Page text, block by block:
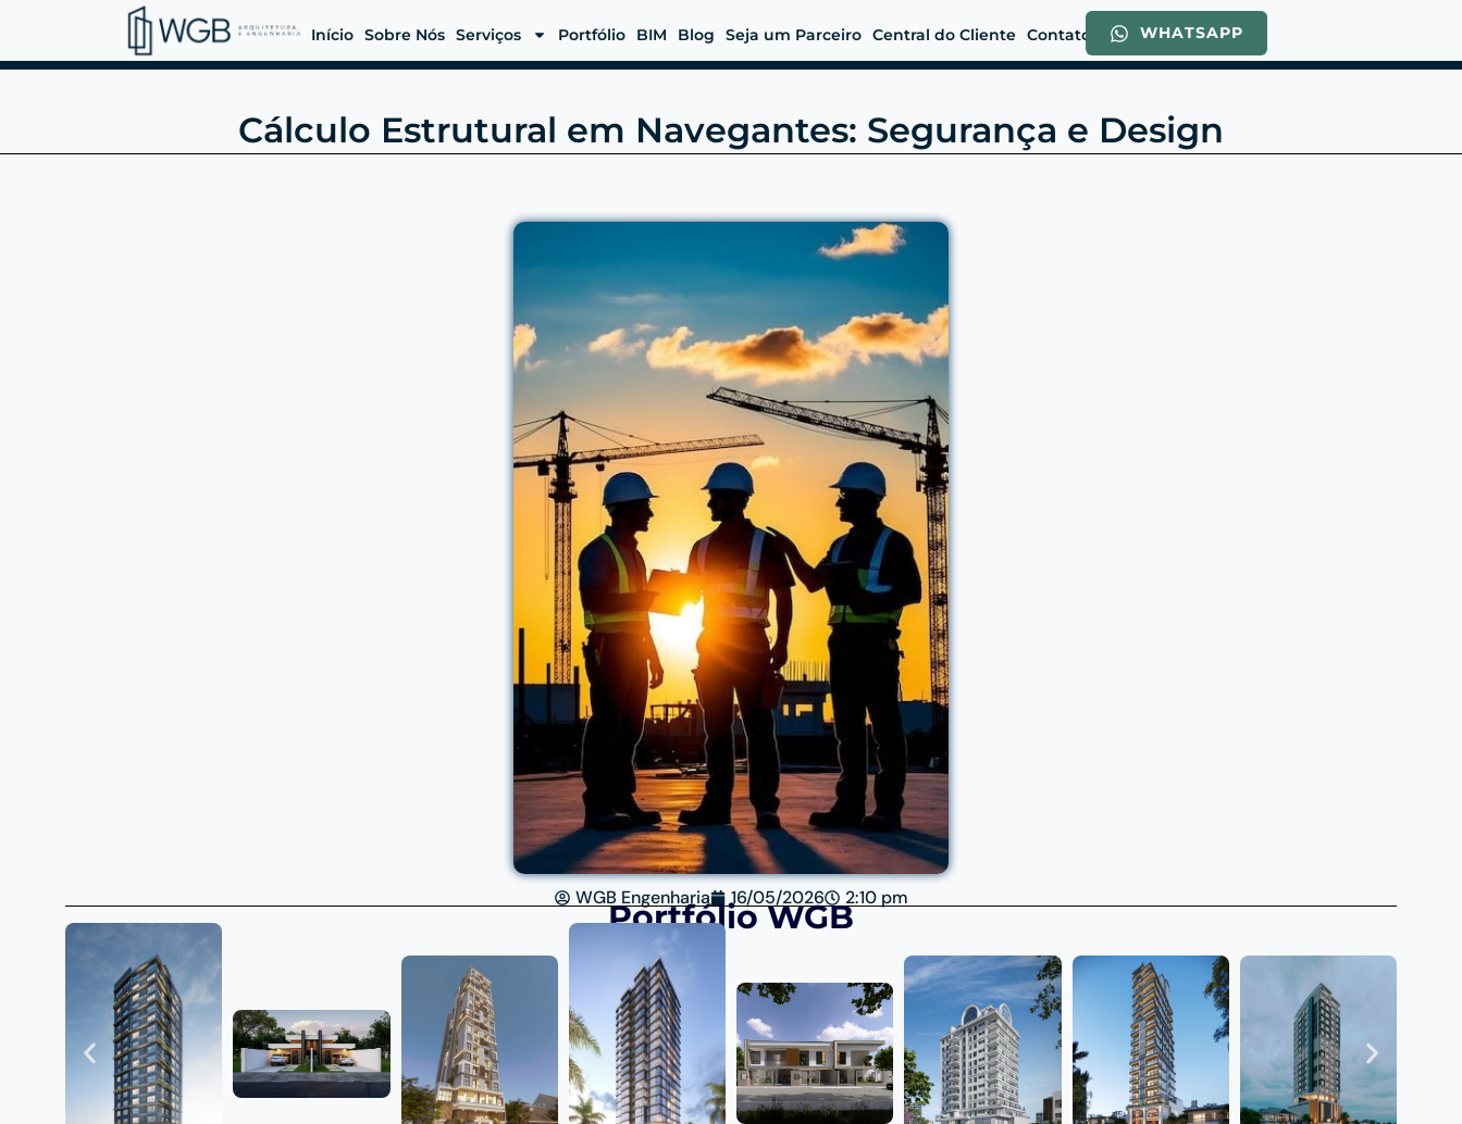
Início Sobre Nós Serviços Portfólio BIM Blog Seja um Parceiro Central do Cliente Contato WHATSAPP
Cálculo Estrutural em Navegantes: Segurança e Design
WGB Engenharia 16/05/2026 2:10 pm
Portfólio WGB